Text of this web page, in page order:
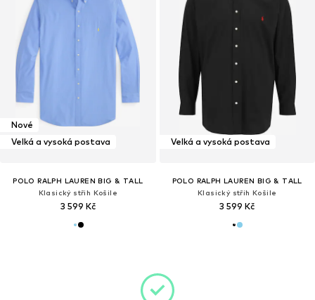
Nové
Velká a vysoká postava
POLO RALPH LAUREN BIG & TALL
Klasický střih Košile
3 599 Kč
Velká a vysoká postava
POLO RALPH LAUREN BIG & TALL
Klasický střih Košile
3 599 Kč